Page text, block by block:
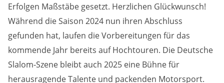
Erfolgen Maßstäbe gesetzt. Herzlichen Glückwunsch!
Während die Saison 2024 nun ihren Abschluss
gefunden hat, laufen die Vorbereitungen für das
kommende Jahr bereits auf Hochtouren. Die Deutsche
Slalom-Szene bleibt auch 2025 eine Bühne für
herausragende Talente und packenden Motorsport.
Zweck:
Cookies, die ggf. zur Einbettung und Bereitstellung
von interaktiven Karten auf unserer Website gesetzt
werden.
Marketing